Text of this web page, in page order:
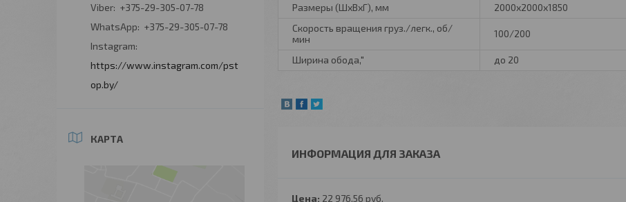
Размеры (ШхВхГ), мм
2000х2000х1850
Скорость вращения груз./легк., об/
мин
100/200
Ширина обода," до 20
ИНФОРМАЦИЯ ДЛЯ ЗАКАЗА
Цена: 22 976,56 руб.
+375-29-305-07-78
+375-29-305-07-78
Instagram
https://www.instagram.com/pst
op.by/
КАРТА